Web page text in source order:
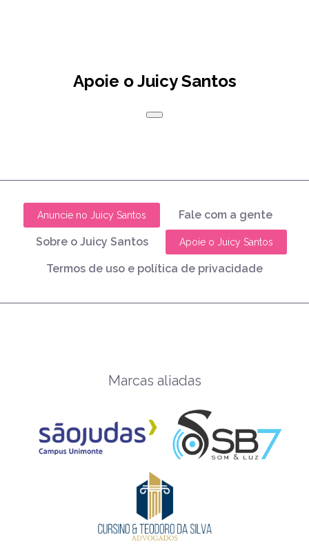
Apoie o Juicy Santos
Anuncie no Juicy Santos Fale com a gente
Sobre o Juicy Santos Apoie o Juicy Santos
Termos de uso e política de privacidade
Marcas aliadas